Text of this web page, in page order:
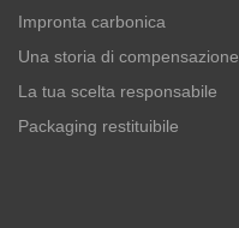
Impronta carbonica
Una storia di compensazione
La tua scelta responsabile
Packaging restituibile